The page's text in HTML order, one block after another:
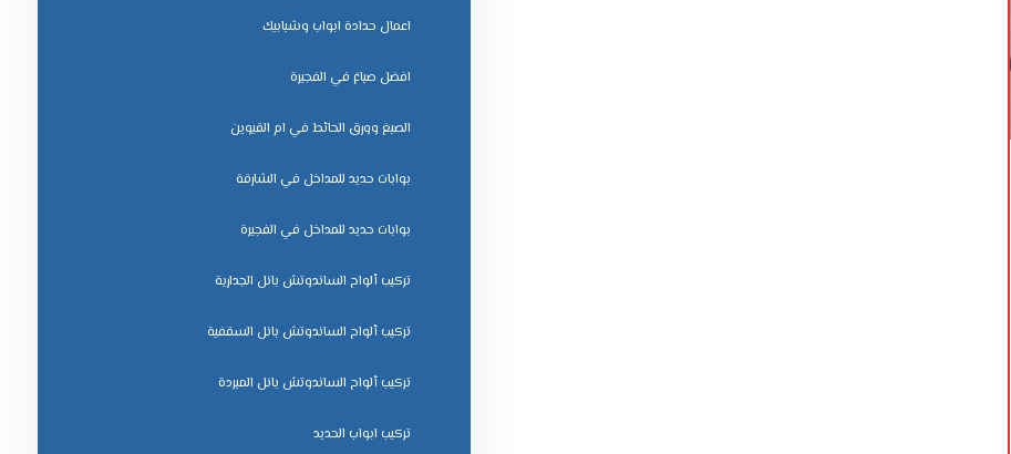
اعمال حدادة ابواب وشبابيك
افضل صباغ في الفجيرة
الصبغ وورق الحائط في ام القيوين
بوابات حديد للمداخل في الشارقة
بوابات حديد للمداخل في الفجيرة
تركيب ألواح الساندوتش بانل الجدارية
تركيب ألواح الساندوتش بانل السقفية
تركيب ألواح الساندوتش بانل المبردة
تركيب ابواب الحديد